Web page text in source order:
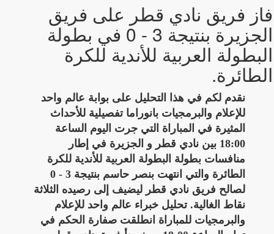
فاز فريق نادي قطر على فريق
الجزيرة بنتيجة 3 - 0 في بطولة
البطولة العربية للأندية للكرة
الطائرة.
نقدم لكم في هذا التحليل على بوابة عالم واحد
للإعلام والبرمجيات بانوراما تفصيلية للأحداث
المثيرة في المباراة التي جرت اليوم الساعة
18:00 بين نادي قطر و الجزيرة في إطار
منافسات بطولة البطولة العربية للأندية للكرة
الطائرة والتي انتهت بنصر حاسم بنتيجة 3 - 0
لصالح فريق نادي قطر ليضيف إلى رصيده الثلاثة
نقاط الغالية. تحليل خبراء عالم واحد للإعلام
والبرمجيات للمباراة انطلقت صفارة الحكم في